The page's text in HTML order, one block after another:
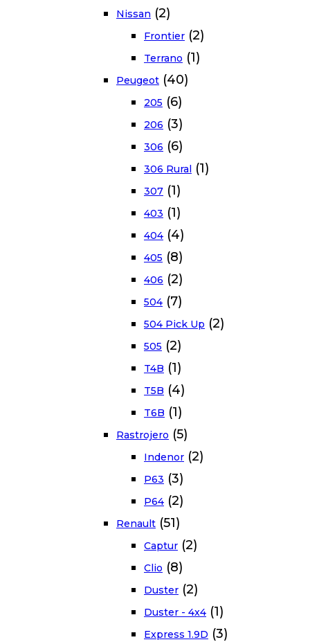
Nissan (2)
Frontier (2)
Terrano (1)
Peugeot (40)
205 (6)
206 (3)
306 (6)
306 Rural (1)
307 (1)
403 (1)
404 (4)
405 (8)
406 (2)
504 (7)
504 Pick Up (2)
505 (2)
T4B (1)
T5B (4)
T6B (1)
Rastrojero (5)
Indenor (2)
P63 (3)
P64 (2)
Renault (51)
Captur (2)
Clio (8)
Duster (2)
Duster - 4x4 (1)
Express 1.9D (3)